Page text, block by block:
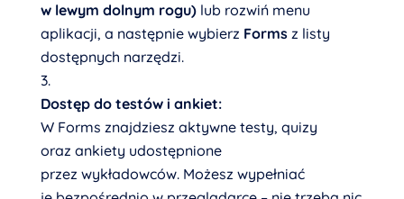
w lewym dolnym rogu)lub rozwiń menu
aplikacji, a następnie wybierz Formsz listy
dostępnych narzędzi.
Dostęp do testów i ankiet:
W Forms znajdziesz aktywne testy, quizy
oraz ankiety udostępnione
przez wykładowców. Możesz wypełniać